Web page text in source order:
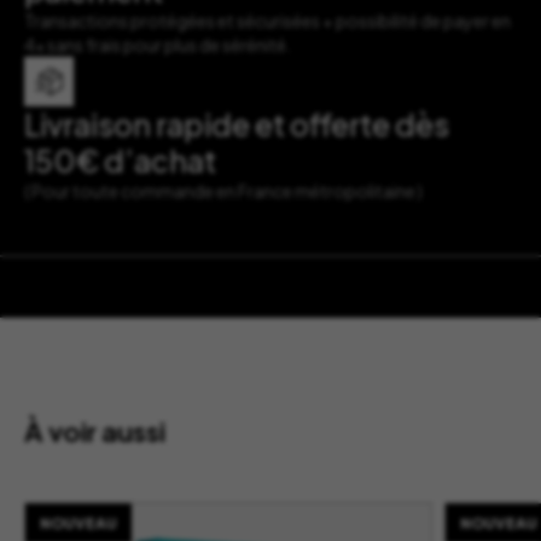
Transactions protégées et sécurisées + possibilité de payer en
4x sans frais pour plus de sérénité.
Livraison rapide et offerte dès
150€ d’achat
( Pour toute commande en France métropolitaine )
À voir aussi
NOUVEAU NOUVEAU